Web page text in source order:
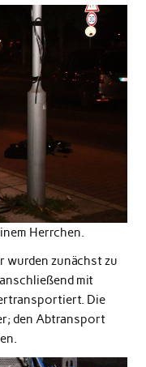
Herrchen.
wurden zunächst zu
mit
Die
den Abtransport